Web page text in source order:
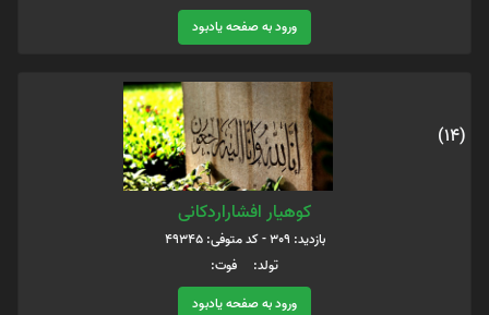
ورود به صفحه یادبود
(14)
کوهیار افشاراردکانی
بازدید: 309 - کد متوفی: 49345
تولد: فوت:
ورود به صفحه یادبود